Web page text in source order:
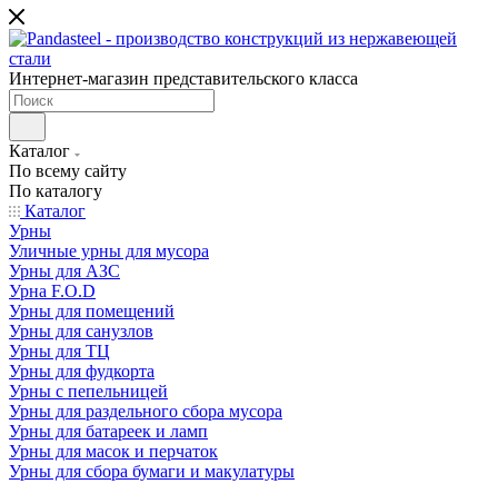
Интернет-магазин представительского класса
Каталог
По всему сайту
По каталогу
Каталог
Урны
Уличные урны для мусора
Урны для АЗС
Урна F.O.D
Урны для помещений
Урны для санузлов
Урны для ТЦ
Урны для фудкорта
Урны с пепельницей
Урны для раздельного сбора мусора
Урны для батареек и ламп
Урны для масок и перчаток
Урны для сбора бумаги и макулатуры